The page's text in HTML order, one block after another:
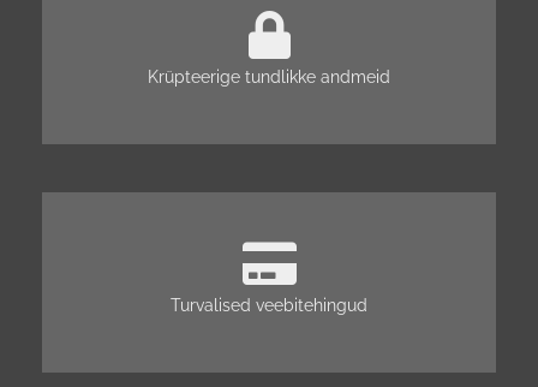
Krüpteerige tundlikke andmeid
Turvalised veebitehingud